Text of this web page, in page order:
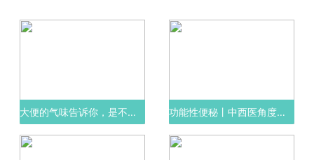
大便的气味告诉你，是不是生病了 功能性便秘丨中西医角度治疗思路